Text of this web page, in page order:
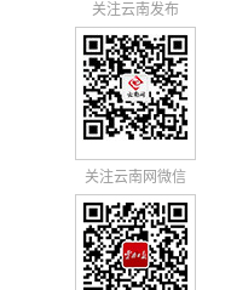
关注云南发布
关注云南网微信